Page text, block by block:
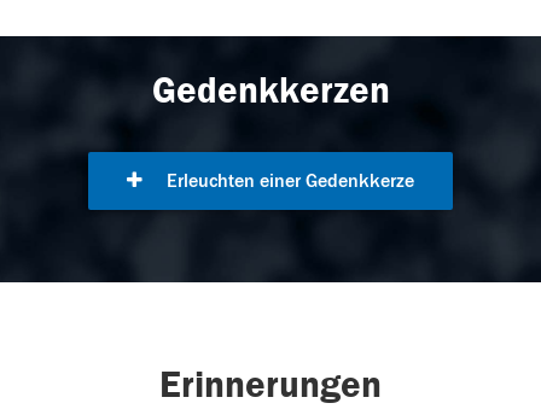
Gedenkkerzen
Erleuchten einer Gedenkkerze
Erinnerungen